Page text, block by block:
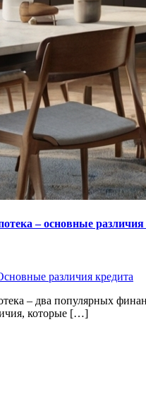
– основные различия
различия кредита
– два популярных
которые […]